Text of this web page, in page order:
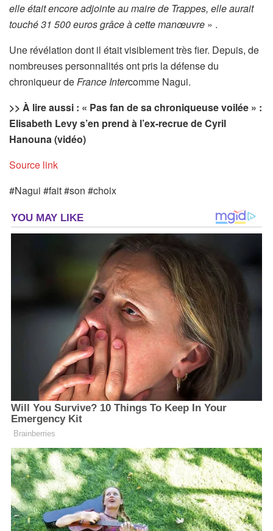
elle était encore adjointe au maire de Trappes, elle aurait
touché 31 500 euros grâce à cette manœuvre » .
Une révélation dont il était visiblement très fier. Depuis, de
nombreuses personnalités ont pris la défense du
chroniqueur deFrance Intercomme Nagui.
>> À lire aussi : « Pas fan de sa chroniqueuse voilée » :
Elisabeth Levy s’en prend à l’ex-recrue de Cyril
Hanouna (vidéo)
Source link
#Nagui #fait #son #choix